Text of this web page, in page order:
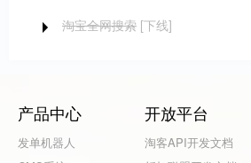
淘宝全网搜索 [下线]
产品中心
发单机器人
开放平台
淘客API开发文档